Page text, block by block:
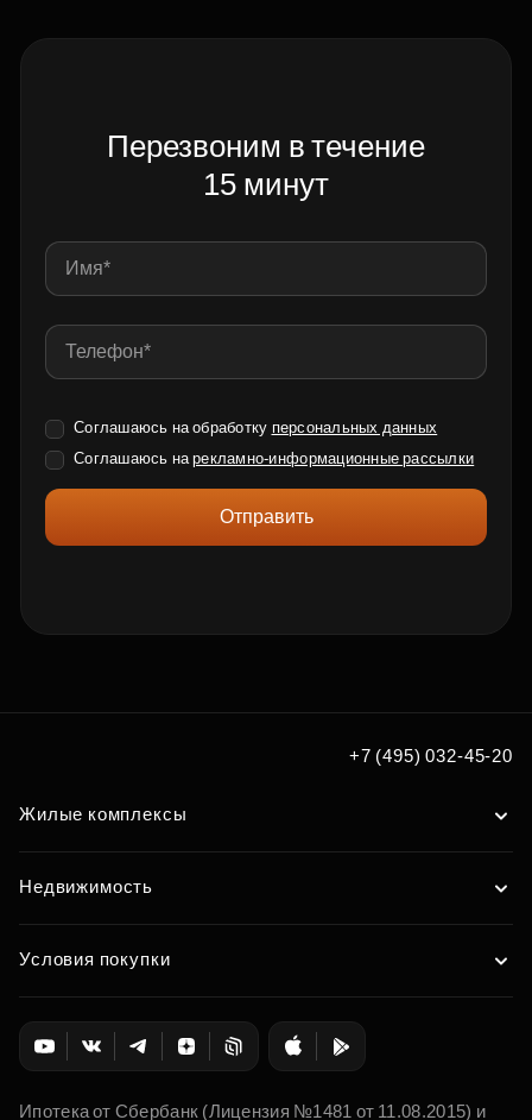
Перезвоним в течение
15 минут
Соглашаюсь на обработку персональных данных
Соглашаюсь нарекламно-информационные рассылки
Отправить
+7 (495) 032-45-20
Жилые комплексы
Недвижимость
Условия покупки
Ипотека от Сбербанк (Лицензия №1481 от 11.08.2015) и